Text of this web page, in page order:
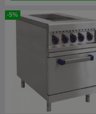
-5%